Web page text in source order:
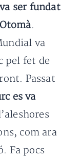
va ser fundat
.
va
pel fet de
Passat
es va
com ara
Fa pocs